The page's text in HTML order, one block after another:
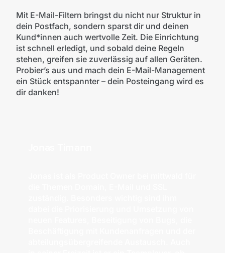
Mit E-Mail-Filtern bringst du nicht nur Struktur in
dein Postfach, sondern sparst dir und deinen
Kund*innen auch wertvolle Zeit. Die Einrichtung
ist schnell erledigt, und sobald deine Regeln
stehen, greifen sie zuverlässig auf allen Geräten.
Probier’s aus und mach dein E-Mail-Management
ein Stück entspannter – dein Posteingang wird es
dir danken!